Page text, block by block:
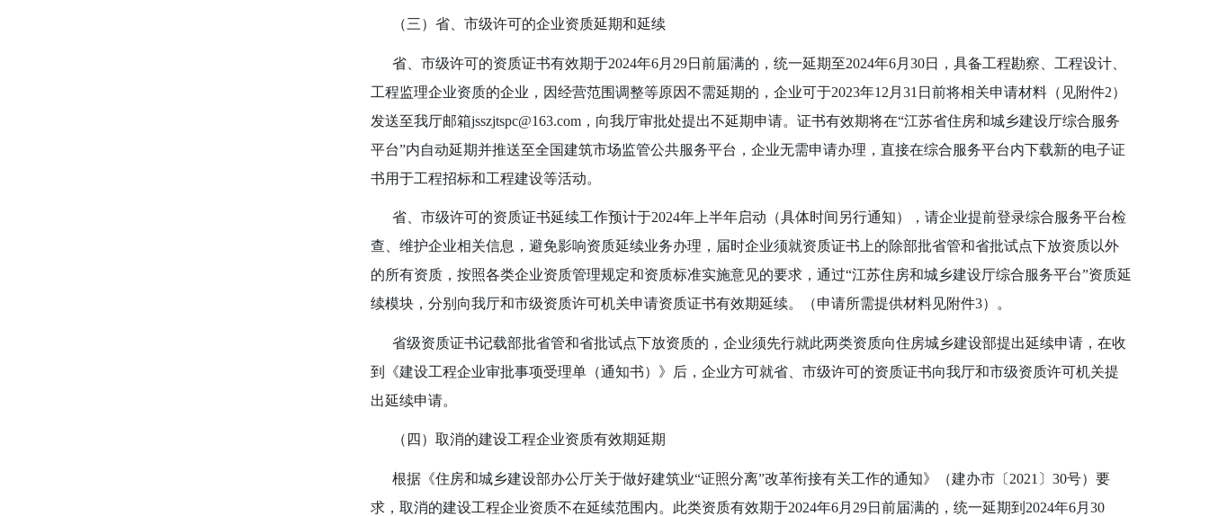
（三）省、市级许可的企业资质延期和延续
省、市级许可的资质证书有效期于2024年6月 29日前届满的，统一延期至2024年6月 30日，具备工程勘察、工程设计、
工程监理企业资质的企业，因经营范围调整等原因不需延期的，企业可于2023年12月 31 日前将相关申请材料（见附件2）
发送至我厅邮箱jsszjtspc@163.com，向我厅审批处提出不延期申请。证书有效期将在“江苏省住房和城乡建设厅综合服务
平台”内自动延期并推送至全国建筑市场监管公共服务平台，企业无需申请办理，直接在综合服务平台内下载新的电子证
书用于工程招标和工程建设等活动。
省、市级许可的资质证书延续工作预计于2024年上半年启动（具体时间另行通知），请企业提前登录综合服务平台检
查、维护企业相关信息，避免影响资质延续业务办理，届时企业须就资质证书上的除部批省管和省批试点下放资质以外
的所有资质，按照各类企业资质管理规定和资质标准实施意见的要求，通过“江苏住房和城乡建设厅综合服务平台”资质延
续模块，分别向我厅和市级资质许可机关申请资质证书有效期延续。（申请所需提供材料见附件3）。
省级资质证书记载部批省管和省批试点下放资质的，企业须先行就此两类资质向住房城乡建设部提出延续申请，在收
到《建设工程企业审批事项受理单（通知书）》后，企业方可就省、市级许可的资质证书向我厅和市级资质许可机关提
出延续申请。
（四）取消的建设工程企业资质有效期延期
根据《住房和城乡建设部办公厅关于做好建筑业“证照分离”改革衔接有关工作的通知》（建办市〔2021 〕 30号）要
求，取消的建设工程企业资质不在延续范围内。此类资质有效期于2024年6月 29日前届满的，统一延期到 2024年6月 30